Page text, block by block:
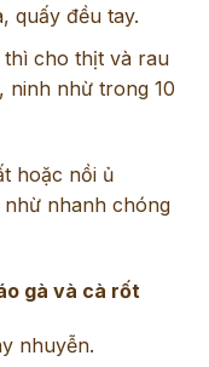
quấy đều tay.
thì cho thịt và rau
ninh nhừ trong 10
hoặc nồi ủ
nhanh chóng
gà và cà rốt
nhuyễn.